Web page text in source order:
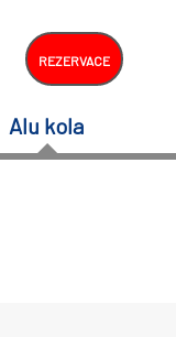
REZERVACE
Alu kola